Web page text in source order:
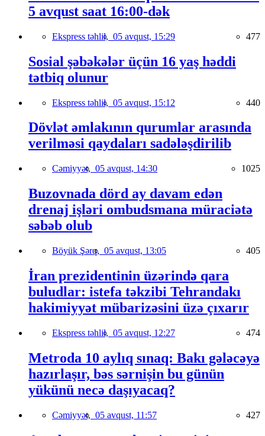
5 avqust saat 16:00-dək
Ekspress təhlil, 05 avqust, 15:29 477
Sosial şəbəkələr üçün 16 yaş həddi
tətbiq olunur
Ekspress təhlil, 05 avqust, 15:12 440
Dövlət əmlakının qurumlar arasında
verilməsi qaydaları sadələşdirilib
Cəmiyyət, 05 avqust, 14:30 1025
Buzovnada dörd ay davam edən
drenaj işləri ombudsmana müraciətə
səbəb olub
Böyük Şərq, 05 avqust, 13:05 405
İran prezidentinin üzərində qara
buludlar: istefa təkzibi Tehrandakı
hakimiyyət mübarizəsini üzə çıxarır
Ekspress təhlil, 05 avqust, 12:27 474
Metroda 10 aylıq sınaq: Bakı gələcəyə
hazırlaşır, bəs sərnişin bu günün
yükünü necə daşıyacaq?
Cəmiyyət, 05 avqust, 11:57 427